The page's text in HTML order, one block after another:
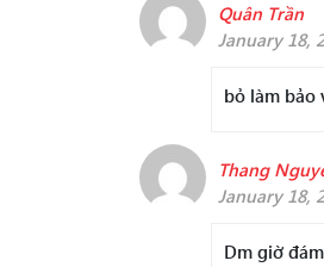
Quân Trần
January 18,
bỏ làm bảo
Thang
January 18,
Dm giờ